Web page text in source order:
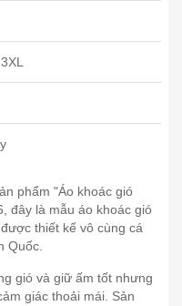
phẩm "Áo khoác gió
đây là mẫu áo khoác gió
thiết kế vô cùng cá
Quốc.
gió và giữ ấm tốt nhưng
giác thoải mái. Sản